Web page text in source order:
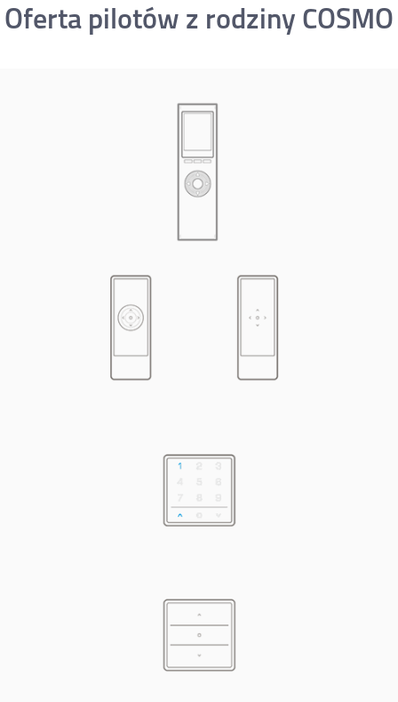
Oferta pilotów z rodziny COSMO